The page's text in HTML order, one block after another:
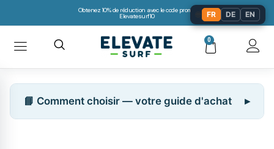
Obtenez 10% de réduction avec le code promo:
Elevatesurf10
0
📘 Comment choisir — votre guide d'achat
FR DE EN